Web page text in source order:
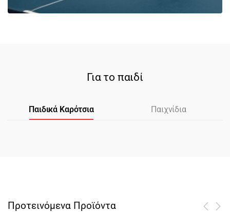
Για το παιδί
Παιδικά Καρότσια Παιχνίδια
Προτεινόμενα Προϊόντα